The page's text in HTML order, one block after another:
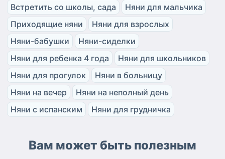
Встретить со школы, сада
Няни для мальчика
Приходящие няни
Няни для взрослых
Няни-бабушки
Няни-сиделки
Няни для ребенка 4 года
Няни для школьников
Няни для прогулок
Няни в больницу
Няни на вечер
Няни на неполный день
Няни с испанским
Няни для грудничка
Вам может быть полезным